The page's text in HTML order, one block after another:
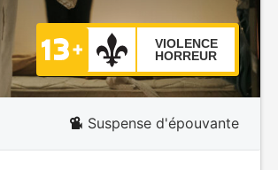
VIOLENCE
HORREUR
Suspense d'épouvante